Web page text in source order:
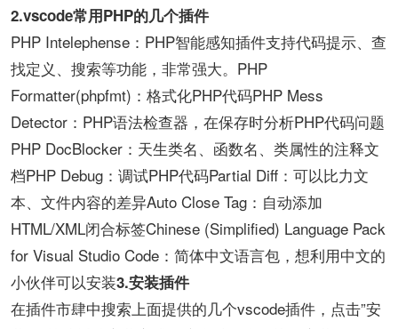
2.vscode常用PHP的几个插件
PHP Intelephense：PHP智能感知插件支持代码提示、查
找定义、搜索等功能，非常强大。PHP
Formatter(phpfmt)：格式化PHP代码PHP Mess
Detector：PHP语法检查器，在保存时分析PHP代码问题
PHP DocBlocker：天生类名、函数名、类属性的注释文
档PHP Debug：调试PHP代码Partial Diff：可以比力文
本、文件内容的差异Auto Close Tag：自动添加
HTML/XML闭合标签Chinese (Simplified) Language Pack
for Visual Studio Code：简体中文语言包，想利用中文的
小伙伴可以安装3.安装插件
在插件市肆中搜索上面提供的几个vscode插件，点击”安